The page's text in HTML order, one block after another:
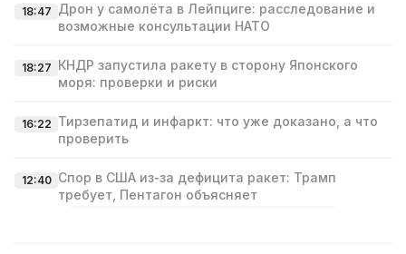
18:47 Дрон у самолёта в Лейпциге: расследование и
возможные консультации НАТО
18:27 КНДР запустила ракету в сторону Японского
моря: проверки и риски
16:22 Тирзепатид и инфаркт: что уже доказано, а что
проверить
12:40 Спор в США из‑за дефицита ракет: Трамп
требует, Пентагон объясняет